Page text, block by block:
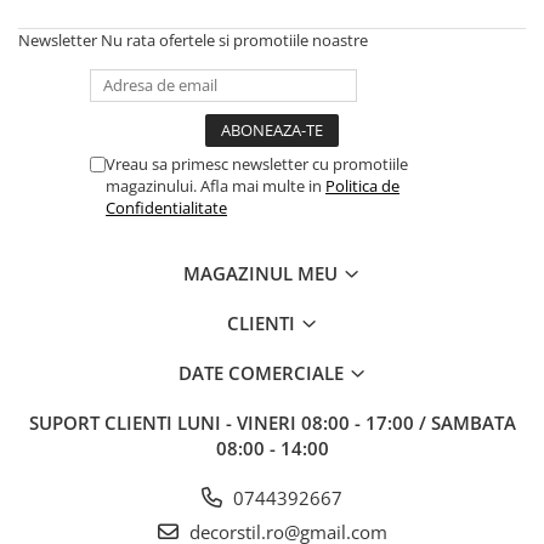
Newsletter Nu rata ofertele si promotiile noastre
Vreau sa primesc newsletter cu promotiile
magazinului. Afla mai multe in Politica de
Confidentialitate
MAGAZINUL MEU
CLIENTI
DATE COMERCIALE
SUPORT CLIENTI LUNI - VINERI 08:00 - 17:00 / SAMBATA
08:00 - 14:00
0744392667
decorstil.ro@gmail.com